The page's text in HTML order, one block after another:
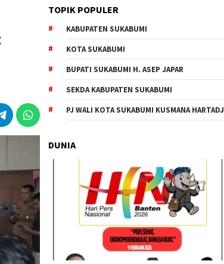
TOPIK POPULER
KABUPATEN SUKABUMI
KOTA SUKABUMI
BUPATI SUKABUMI H. ASEP JAPAR
SEKDA KABUPATEN SUKABUMI
PJ WALI KOTA SUKABUMI KUSMANA
DUNIA